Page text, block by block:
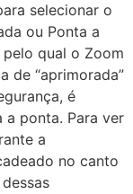
selecionar o
ou Ponta a
qual o Zoom
de “aprimorada”
é
ponta. Para ver
a
no canto